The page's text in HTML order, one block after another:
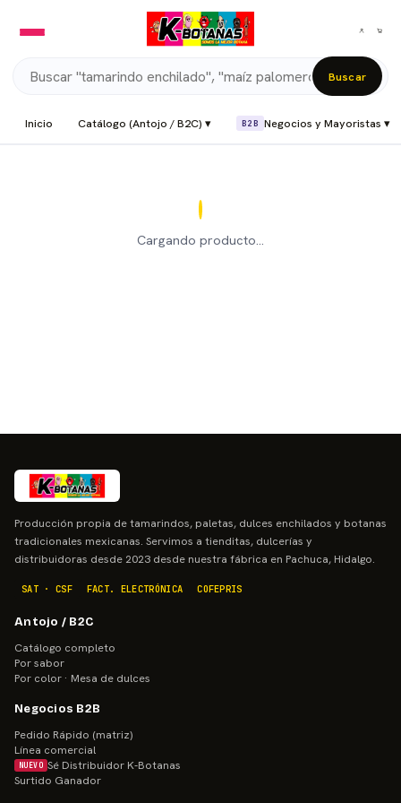
Buscar
Inicio Catálogo (Antojo / B2C) ▾ B2B Negocios y Mayoristas ▾
Cargando producto…
Producción propia de tamarindos, paletas, dulces enchilados y botanas
tradicionales mexicanas. Servimos a tienditas, dulcerías y
distribuidoras desde 2023 desde nuestra fábrica en Pachuca, Hidalgo.
SAT · CSF FACT. ELECTRÓNICA COFEPRIS
Antojo / B2C
Catálogo completo
Por sabor
Por color · Mesa de dulces
Negocios B2B
Pedido Rápido (matriz)
Línea comercial
NUEVO Sé Distribuidor K-Botanas
Surtido Ganador